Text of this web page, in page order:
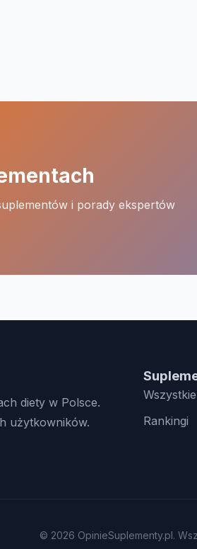
i porady ekspertów
diety w Polsce.
użytkowników.
Rankingi
© 2026 OpinieSuplementy.pl.